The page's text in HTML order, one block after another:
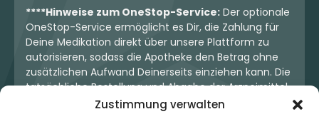
Zustimmung verwalten
****Hinweise zum OneStop-Service: Der optionale
OneStop-Service ermöglicht es Dir, die Zahlung für
Deine Medikation direkt über unsere Plattform zu
autorisieren, sodass die Apotheke den Betrag ohne
zusätzlichen Aufwand Deinerseits einziehen kann. Die
tatsächliche Bestellung und Abgabe der Arzneimittel
erfolgt jedoch ausschließlich über die jeweilige